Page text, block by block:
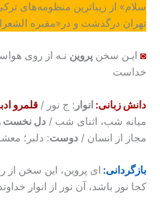
تهران درگذشت و در«مقبره
◙ ایـن سخن پروین نـه از روی
خداست
دانش زبانی: انوار : ج نور / قلمرو
میانه شب، اثنای شب / دل نخست
مجاز از انسان / دوست: دلبر؛
بازگردانی: ای پروین، این سخن از
کجا نور باشد، آن نور از انوار